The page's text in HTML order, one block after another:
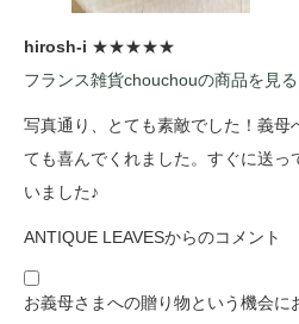
hirosh-i ★★★★★
フランス雑貨chouchouの商品を見る
写真通り、とても素敵でした！義母
ても喜んでくれました。すぐに送
いました♪
ANTIQUE LEAVESからのコメント
お義母さまへの贈り物という機会に